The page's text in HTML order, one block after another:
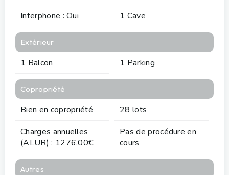
Interphone : Oui 1 Cave
Extérieur
1 Balcon 1 Parking
Copropriété
Bien en copropriété
28 lots
Charges annuelles
(ALUR) : 1276.00€
Pas de procédure en
cours
Autres